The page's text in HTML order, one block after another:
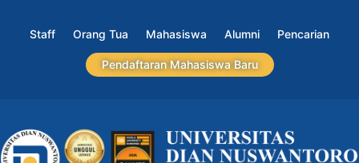
Staff Orang Tua Mahasiswa Alumni Pencarian
Pendaftaran Mahasiswa Baru